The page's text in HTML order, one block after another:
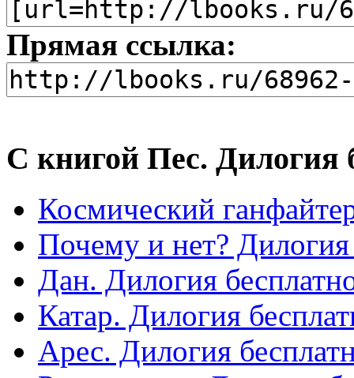
Прямая ссылка:
С книгой Пес. Дилогия
Космический
Почему и нет? Дилогия
Дан. Дилогия
Катар. Дилогия
Арес. Дилогия